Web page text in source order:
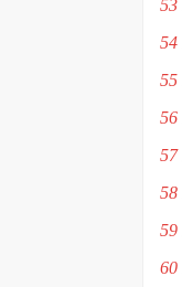
53
54
55
56
57
58
59
60